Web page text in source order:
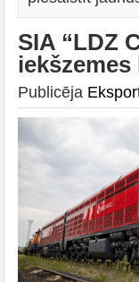
SIA “LDZ
Publicēja